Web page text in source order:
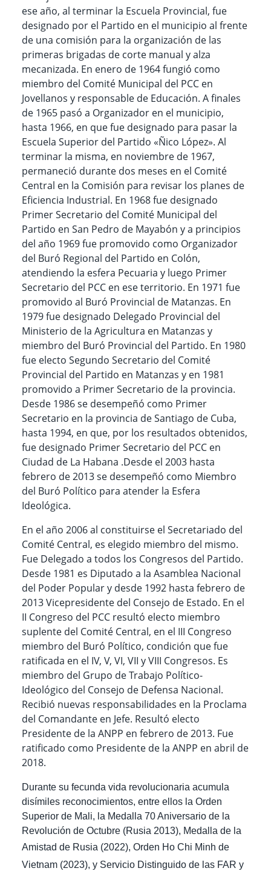
ese año, al terminar la Escuela Provincial, fue
designado por el Partido en el municipio al frente
de una comisión para la organización de las
primeras brigadas de corte manual y alza
mecanizada. En enero de 1964 fungió como
miembro del Comité Municipal del PCC en
Jovellanos y responsable de Educación. A finales
de 1965 pasó a Organizador en el municipio,
hasta 1966, en que fue designado para pasar la
Escuela Superior del Partido «Ñico López». Al
terminar la misma, en noviembre de 1967,
permaneció durante dos meses en el Comité
Central en la Comisión para revisar los planes de
Eficiencia Industrial. En 1968 fue designado
Primer Secretario del Comité Municipal del
Partido en San Pedro de Mayabón y a principios
del año 1969 fue promovido como Organizador
del Buró Regional del Partido en Colón,
atendiendo la esfera Pecuaria y luego Primer
Secretario del PCC en ese territorio. En 1971 fue
promovido al Buró Provincial de Matanzas. En
1979 fue designado Delegado Provincial del
Ministerio de la Agricultura en Matanzas y
miembro del Buró Provincial del Partido. En 1980
fue electo Segundo Secretario del Comité
Provincial del Partido en Matanzas y en 1981
promovido a Primer Secretario de la provincia.
Desde 1986 se desempeñó como Primer
Secretario en la provincia de Santiago de Cuba,
hasta 1994, en que, por los resultados obtenidos,
fue designado Primer Secretario del PCC en
Ciudad de La Habana .Desde el 2003 hasta
febrero de 2013 se desempeñó como Miembro
del Buró Político para atender la Esfera
Ideológica.
En el año 2006 al constituirse el Secretariado del
Comité Central, es elegido miembro del mismo.
Fue Delegado a todos los Congresos del Partido.
Desde 1981 es Diputado a la Asamblea Nacional
del Poder Popular y desde 1992 hasta febrero de
2013 Vicepresidente del Consejo de Estado. En el
II Congreso del PCC resultó electo miembro
suplente del Comité Central, en el III Congreso
miembro del Buró Político, condición que fue
ratificada en el IV, V, VI, VII y VIII Congresos. Es
miembro del Grupo de Trabajo Político-
Ideológico del Consejo de Defensa Nacional.
Recibió nuevas responsabilidades en la Proclama
del Comandante en Jefe. Resultó electo
Presidente de la ANPP en febrero de 2013. Fue
ratificado como Presidente de la ANPP en abril de
2018.
Durante su fecunda vida revolucionaria acumula
disímiles reconocimientos, entre ellos la Orden
Superior de Mali, la Medalla 70 Aniversario de la
Revolución de Octubre (Rusia 2013), Medalla de la
Amistad de Rusia (2022), Orden Ho Chi Minh de
Vietnam (2023), y Servicio Distinguido de las FAR y